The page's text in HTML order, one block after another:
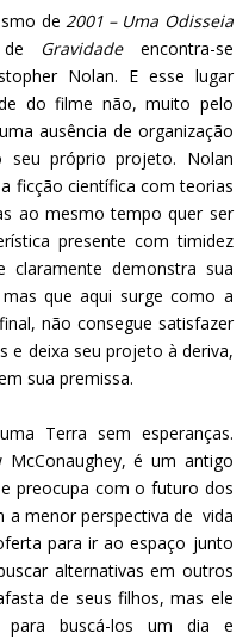
de 2001 – Uma Odisseia
de Gravidade encontra-se
Nolan. E esse lugar
do filme não, muito pelo
ausência de organização
próprio projeto. Nolan
ficção científica com teorias
ao mesmo tempo quer ser
presente com timidez
demonstra sua
que aqui surge como a
não consegue satisfazer
e deixa seu projeto à deriva,
sua premissa.
Terra sem esperanças.
é um antigo
preocupa com o futuro dos
a menor perspectiva de vida
para ir ao espaço junto
alternativas em outros
de seus filhos, mas ele
para buscá-los um dia e